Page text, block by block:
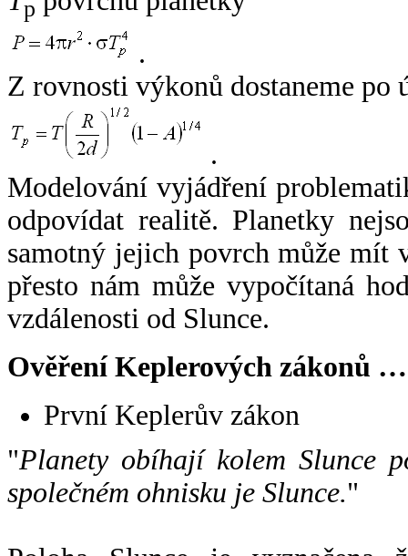
p
.
Z rovnosti výkonů dostaneme po
.
Modelování vyjádření
odpovídat realitě. Planetky
samotný jejich povrch může mít
přesto nám může vypočítaná
vzdálenosti od Slunce.
Ověření Keplerových zákonů …
První Keplerův zákon
"Planety obíhají kolem Slunce
společném ohnisku je Slunce."